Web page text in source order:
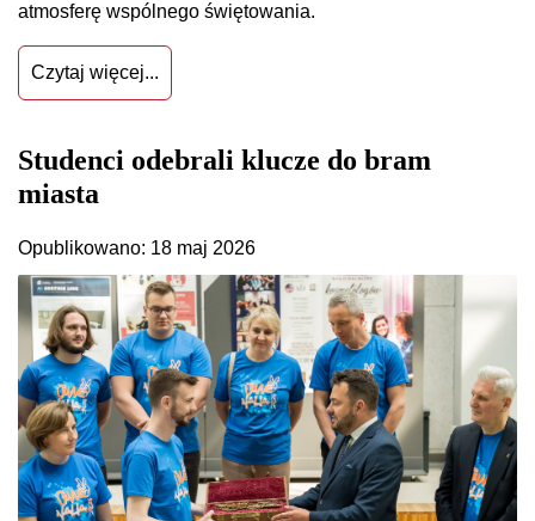
atmosferę wspólnego świętowania.
Czytaj więcej...
Studenci odebrali klucze do bram
miasta
Opublikowano: 18 maj 2026